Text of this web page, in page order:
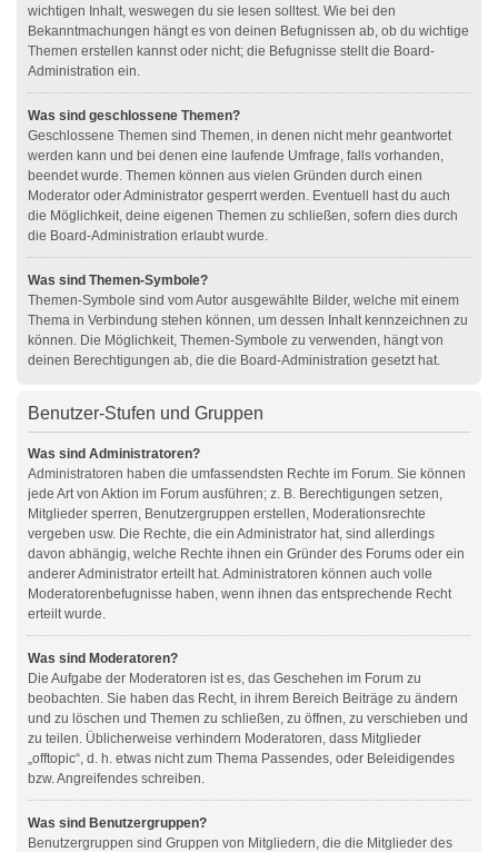
wichtigen Inhalt, weswegen du sie lesen solltest. Wie bei den
Bekanntmachungen hängt es von deinen Befugnissen ab, ob du wichtige
Themen erstellen kannst oder nicht; die Befugnisse stellt die Board-
Administration ein.
Was sind geschlossene Themen?
Geschlossene Themen sind Themen, in denen nicht mehr geantwortet
werden kann und bei denen eine laufende Umfrage, falls vorhanden,
beendet wurde. Themen können aus vielen Gründen durch einen
Moderator oder Administrator gesperrt werden. Eventuell hast du auch
die Möglichkeit, deine eigenen Themen zu schließen, sofern dies durch
die Board-Administration erlaubt wurde.
Was sind Themen-Symbole?
Themen-Symbole sind vom Autor ausgewählte Bilder, welche mit einem
Thema in Verbindung stehen können, um dessen Inhalt kennzeichnen zu
können. Die Möglichkeit, Themen-Symbole zu verwenden, hängt von
deinen Berechtigungen ab, die die Board-Administration gesetzt hat.
Benutzer-Stufen und Gruppen
Was sind Administratoren?
Administratoren haben die umfassendsten Rechte im Forum. Sie können
jede Art von Aktion im Forum ausführen; z. B. Berechtigungen setzen,
Mitglieder sperren, Benutzergruppen erstellen, Moderationsrechte
vergeben usw. Die Rechte, die ein Administrator hat, sind allerdings
davon abhängig, welche Rechte ihnen ein Gründer des Forums oder ein
anderer Administrator erteilt hat. Administratoren können auch volle
Moderatorenbefugnisse haben, wenn ihnen das entsprechende Recht
erteilt wurde.
Was sind Moderatoren?
Die Aufgabe der Moderatoren ist es, das Geschehen im Forum zu
beobachten. Sie haben das Recht, in ihrem Bereich Beiträge zu ändern
und zu löschen und Themen zu schließen, zu öffnen, zu verschieben und
zu teilen. Üblicherweise verhindern Moderatoren, dass Mitglieder
„offtopic“, d. h. etwas nicht zum Thema Passendes, oder Beleidigendes
bzw. Angreifendes schreiben.
Was sind Benutzergruppen?
Benutzergruppen sind Gruppen von Mitgliedern, die die Mitglieder des